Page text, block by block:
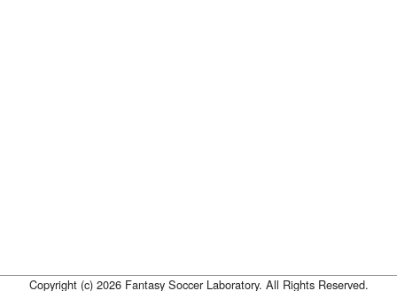
Copyright (c) 2026 Fantasy Soccer Laboratory. All Rights Reserved.